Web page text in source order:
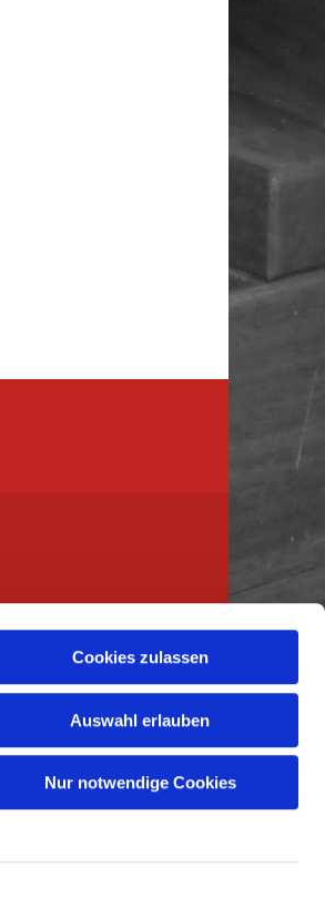
Cookies zulassen
Auswahl erlauben
Nur notwendige Cookies